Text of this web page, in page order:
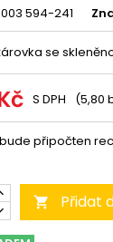
594-241
se
S DPH (5,80
připočten
 Přidat